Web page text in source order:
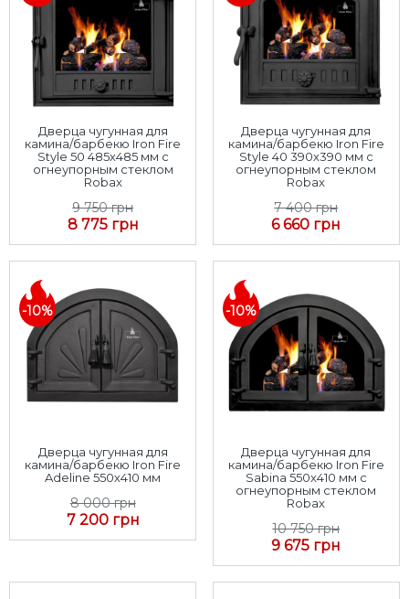
Дверца чугунная для
камина/барбекю Iron Fire
Style 50 485х485 мм с
огнеупорным стеклом
Robax
9 750 грн
8 775 грн
Дверца чугунная для
камина/барбекю Iron Fire
Style 40 390х390 мм с
огнеупорным стеклом
Robax
7 400 грн
6 660 грн
-10%
Дверца чугунная для
камина/барбекю Iron Fire
Adeline 550х410 мм
8 000 грн
7 200 грн
-10%
Дверца чугунная для
камина/барбекю Iron Fire
Sabina 550x410 мм с
огнеупорным стеклом
Robax
10 750 грн
9 675 грн